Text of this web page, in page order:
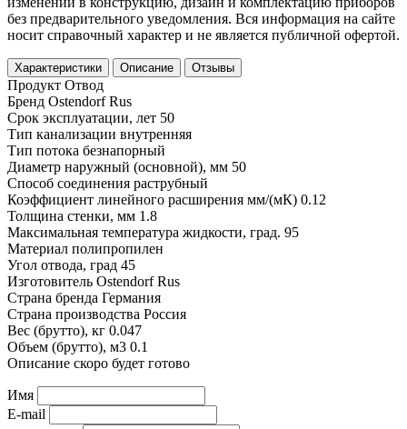
без предварительного уведомления. Вся информация на сайте
носит справочный характер и не является публичной офертой.
Характеристики Описание Отзывы
Продукт Отвод
Бренд Ostendorf Rus
Срок эксплуатации, лет 50
Тип канализации внутренняя
Тип потока безнапорный
Диаметр наружный (основной), мм 50
Способ соединения раструбный
Коэффициент линейного расширения мм/(мК) 0.12
Толщина стенки, мм 1.8
Максимальная температура жидкости, град. 95
Материал полипропилен
Угол отвода, град 45
Изготовитель Ostendorf Rus
Страна бренда Германия
Страна производства Россия
Вес (брутто), кг 0.047
Объем (брутто), м3 0.1
Описание скоро будет готово
Имя
E-mail